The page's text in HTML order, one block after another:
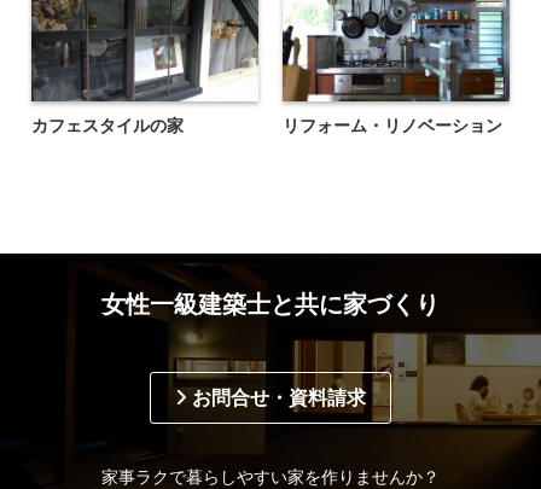
カフェスタイルの家 リフォーム・リノベーション
女性一級建築士と共に家づくり
お問合せ・資料請求
家事ラクで暮らしやすい家を作りませんか？